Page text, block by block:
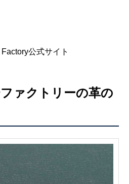
公式サイト
ァクトリーの革の